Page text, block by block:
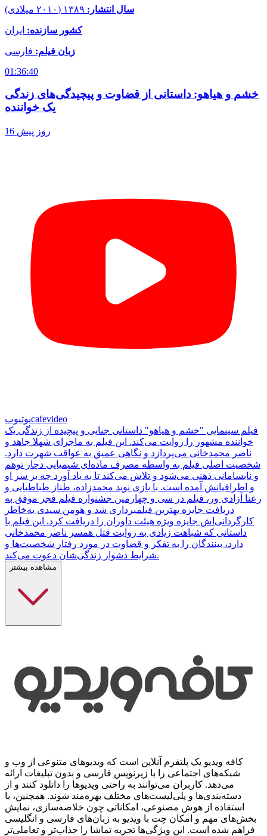
سال انتشار:
کشور سازنده: ایران
زبان فیلم: فارسی
01:36:40
خشم و هیاهو: داستانی از قضاوت و پیچیدگی‌های زندگی
یک خواننده
16 روز پیش
یوتیوبcafevideo
فیلم سینمایی "خشم و هیاهو" داستانی جنایی و پیچیده از زندگی یک
خواننده مشهور را روایت می‌کند. این فیلم به ماجرای شهلا جاهد و
ناصر محمدخانی می‌پردازد و نگاهی عمیق به عواقب شهرت دارد.
شخصیت اصلی فیلم به واسطه مصرف ماده‌ای شیمیایی دچار توهم
و نابسامانی ذهنی می‌شود و تلاش می‌کند تا به یاد آورد چه بر سر او
و اطرافیانش آمده است. با بازی نوید محمدزاده، طناز طباطبایی و
رعنا آزادی ور، فیلم در سی و چهارمین جشنواره فیلم فجر موفق به
دریافت جایزه بهترین فیلمبرداری شد و هومن سیدی به‌خاطر
کارگردانی‌اش جایزه ویژه هیئت داوران را دریافت کرد. این فیلم با
داستانی که شباهت زیادی به روایت قتل همسر ناصر محمدخانی
دارد، بینندگان را به تفکر و قضاوت در مورد رفتار شخصیت‌ها و
شرایط دشوار زندگی‌شان دعوت می‌کند.
مشاهده بیشتر
کافه ویدیو یک پلتفرم آنلاین است که ویدیوهای متنوعی از وب و
شبکه‌های اجتماعی را با زیرنویس فارسی و بدون تبلیغات ارائه
می‌دهد. کاربران می‌توانند به راحتی ویدیوها را دانلود کنند و از
دسته‌بندی‌ها و پلی‌لیست‌های مختلف بهره‌مند شوند. همچنین، با
استفاده از هوش مصنوعی، امکاناتی چون خلاصه‌سازی، نمایش
بخش‌های مهم و امکان چت با ویدیو به زبان‌های فارسی و انگلیسی
فراهم شده است. این ویژگی‌ها تجربه تماشا را جذاب‌تر و تعاملی‌تر